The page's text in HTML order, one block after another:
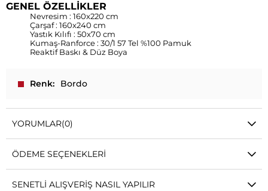
GENEL ÖZELLİKLER
Nevresim : 160x220 cm
Çarşaf : 160x240 cm
Yastık Kılıfı : 50x70 cm
Kumaş-Ranforce : 30/1 57 Tel %100 Pamuk
Reaktif Baskı & Düz Boya
Renk Bordo
YORUMLAR(0)
ÖDEME SEÇENEKLERI
SENETLI ALIŞVERIŞ NASIL YAPILIR